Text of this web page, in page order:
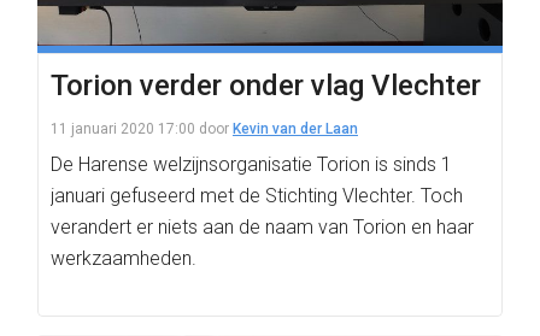
Torion verder onder vlag Vlechter
11 januari 2020 17:00 door Kevin van der Laan
De Harense welzijnsorganisatie Torion is sinds 1
januari gefuseerd met de Stichting Vlechter. Toch
verandert er niets aan de naam van Torion en haar
werkzaamheden.